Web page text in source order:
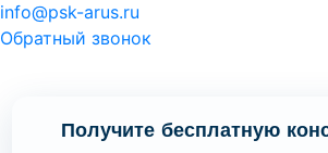
info@psk-arus.ru
Обратный звонок
Получите бесплатную